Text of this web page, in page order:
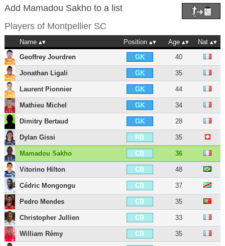
Add Mamadou Sakho to a list
Players of Montpellier SC
Name Position Age
Nat
Geoffrey Jourdren
GK 40
Jonathan Ligali GK 35
Laurent Pionnier GK 44
Mathieu Michel GK 34
Dimitry Bertaud GK 28
Dylan Gissi RB 35
Mamadou Sakho CB 36
Vitorino Hilton CB 48
Cédric Mongongu CB 37
Pedro Mendes CB 35
Christopher Jullien CB 33
William Rémy CB 35